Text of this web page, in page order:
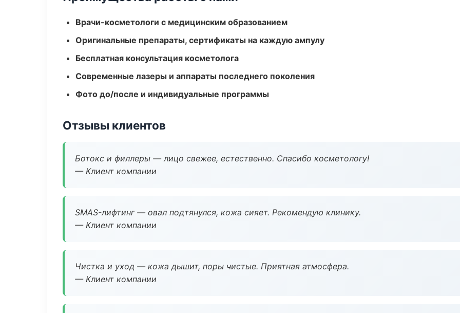
Врачи-косметологи с медицинским образованием
Оригинальные препараты, сертификаты на каждую ампулу
Бесплатная консультация косметолога
Современные лазеры и аппараты последнего поколения
Фото до/после и индивидуальные программы
Отзывы клиентов
Ботокс и филлеры — лицо свежее, естественно. Спасибо косметологу!
— Клиент компании
SMAS-лифтинг — овал подтянулся, кожа сияет. Рекомендую клинику.
— Клиент компании
Чистка и уход — кожа дышит, поры чистые. Приятная атмосфера.
— Клиент компании